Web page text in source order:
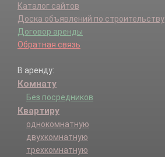
Каталог сайтов
Доска объявлений по строительству
Договор аренды
Обратная связь
В аренду:
Комнату
Без посредников
Квартиру
однокомнатную
двухкомнатную
трехкомнатную